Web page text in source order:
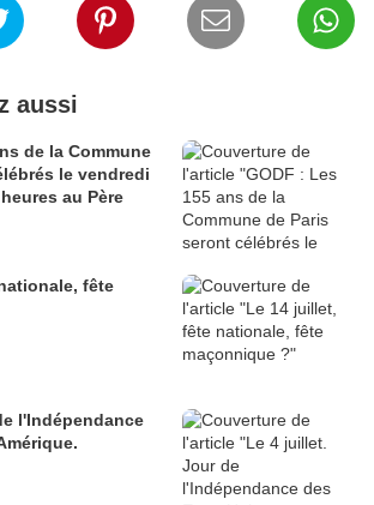
aussi
de la Commune
le vendredi
au Père
fête
l'Indépendance